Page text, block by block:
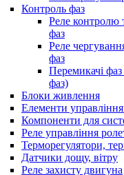
Контроль фаз
Реле контролю
фаз
Реле
фаз
Перемикачі
фаз)
Блоки живлення
Елементи управління
Компоненти для
Реле управління
Терморегулятори,
Датчики дощу, вітру
Реле захисту двигуна